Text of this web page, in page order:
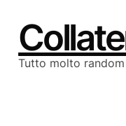
contenuto
Tutto molto